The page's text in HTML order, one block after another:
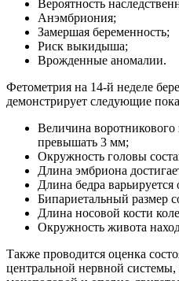
Вероятность
Анэмбриония;
Замершая беременность;
Риск выкидыша;
Врожденные аномалии.
Фетометрия на 14-й неделе
демонстрирует следующие
Величина воротникового
превышать 3 мм;
Окружность головы
Длина эмбриона
Длина бедра
Бипариетальный размер
Длина носовой кости
Окружность живота
Также проводится оценка
центральной нервной